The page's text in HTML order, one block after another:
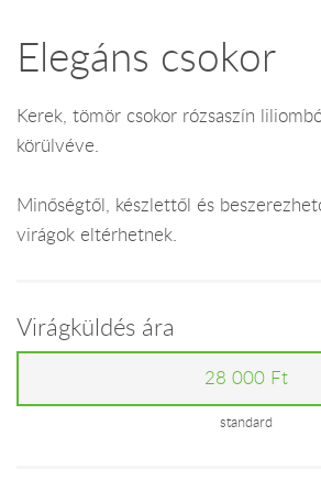
Elegáns csokor
Kerek, tömör csokor rózsaszín
körülvéve.
Minőségtől, készlettől és
virágok eltérhetnek.
Virágküldés ára
28 000 Ft
standard